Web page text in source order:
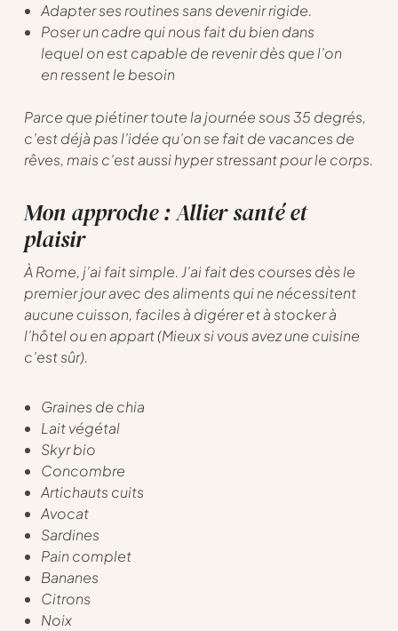
Adapter ses routines sans devenir rigide.
Poser un cadre qui nous fait du bien dans
lequel on est capable de revenir dès que l’on
en ressent le besoin
Parce que piétiner toute la journée sous 35 degrés,
c’est déjà pas l’idée qu’on se fait de vacances de
rêves, mais c’est aussi hyper stressant pour le corps.
Mon approche : Allier santé et
plaisir
À Rome, j’ai fait simple. J’ai fait des courses dès le
premier jour avec des aliments qui ne nécessitent
aucune cuisson, faciles à digérer et à stocker à
l’hôtel ou en appart (Mieux si vous avez une cuisine
c’est sûr).
Graines de chia
Lait végétal
Skyr bio
Concombre
Artichauts cuits
Avocat
Sardines
Pain complet
Bananes
Citrons
Noix